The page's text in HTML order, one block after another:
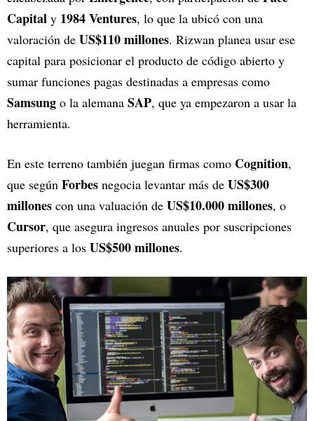
Capital y 1984 Ventures, lo que la ubicó con una
valoración de US$110 millones. Rizwan planea usar ese
capital para posicionar el producto de código abierto y
sumar funciones pagas destinadas a empresas como
Samsung o la alemana SAP, que ya empezaron a usar la
herramienta.
En este terreno también juegan firmas como Cognition,
que según Forbes negocia levantar más de US$300
millones con una valuación de US$10.000 millones, o
Cursor, que asegura ingresos anuales por suscripciones
superiores a los US$500 millones.